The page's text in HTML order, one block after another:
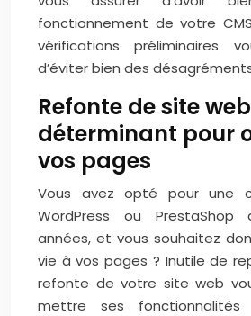
fonctionnement de votre
vérifications préliminaires
d’éviter bien des
Refonte de site
déterminant pour
vos pages
Vous avez opté pour une
WordPress ou PrestaShop
années, et vous souhaitez
vie à vos pages ? Inutile de
refonte de votre site web
mettre ses